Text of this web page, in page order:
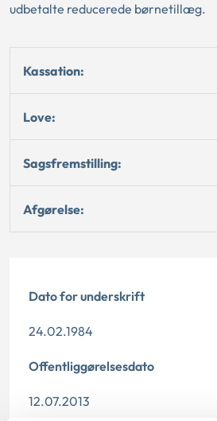
udbetalte reducerede børnetillæg.
Kassation:
Love:
Sagsfremstilling:
Afgørelse:
Dato for underskrift
24.02.1984
Offentliggørelsesdato
12.07.2013